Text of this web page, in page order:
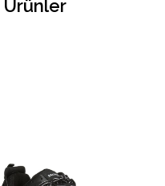
Ürünler